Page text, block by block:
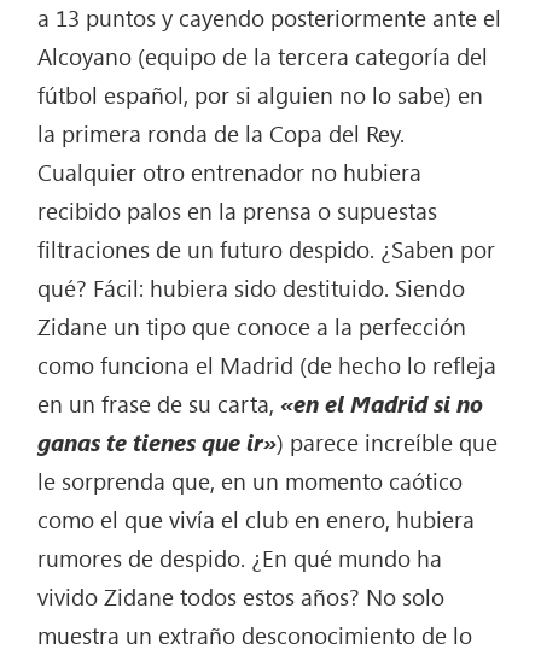
a 13 puntos y cayendo posteriormente ante el
Alcoyano (equipo de la tercera categoría del
fútbol español, por si alguien no lo sabe) en
la primera ronda de la Copa del Rey.
Cualquier otro entrenador no hubiera
recibido palos en la prensa o supuestas
filtraciones de un futuro despido. ¿Saben por
qué? Fácil: hubiera sido destituido. Siendo
Zidane un tipo que conoce a la perfección
como funciona el Madrid (de hecho lo refleja
en un frase de su carta,«en el Madrid si no
ganas te tienes que ir») parece increíble que
le sorprenda que, en un momento caótico
como el que vivía el club en enero, hubiera
rumores de despido. ¿En qué mundo ha
vivido Zidane todos estos años? No solo
muestra un extraño desconocimiento de lo